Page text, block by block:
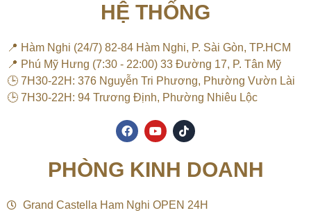
HỆ THỐNG
📍 Hàm Nghi (24/7) 82-84 Hàm Nghi, P. Sài Gòn, TP.HCM
📍 Phú Mỹ Hưng (7:30 - 22:00) 33 Đường 17, P. Tân Mỹ
🕒 7H30-22H: 376 Nguyễn Tri Phương, Phường Vườn Lài
🕒 7H30-22H: 94 Trương Định, Phường Nhiêu Lộc
F
a
o
k
Y
o
u
b
T
i
k
PHÒNG KINH DOANH
Grand Castella Ham Nghi OPEN 24H